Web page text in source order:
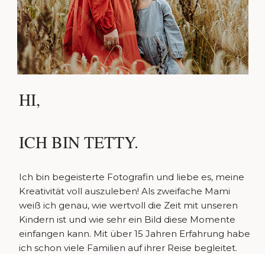
HI,
ICH BIN TETTY.
Ich bin begeisterte Fotografin und liebe es, meine
Kreativität voll auszuleben! Als zweifache Mami
weiß ich genau, wie wertvoll die Zeit mit unseren
Kindern ist und wie sehr ein Bild diese Momente
einfangen kann. Mit über 15 Jahren Erfahrung habe
ich schon viele Familien auf ihrer Reise begleitet.